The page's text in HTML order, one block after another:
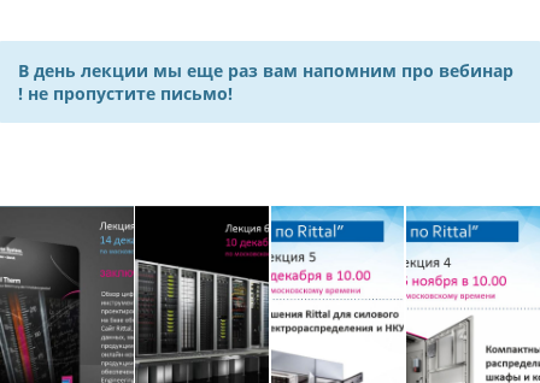
В день лекции мы еще раз вам напомним про вебинар
! не пропустите письмо!